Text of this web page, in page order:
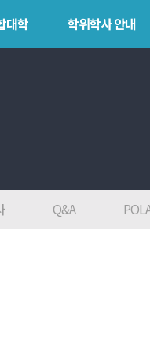
대학 학위학사 안내
Q&A